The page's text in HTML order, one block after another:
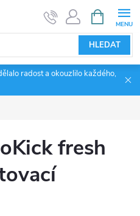
HLEDAT
NÁKUPNÍ
KOŠÍK
radost a okouzlilo každého,
fresh